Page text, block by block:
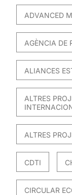
ADVANCED
AGÈNCIA DE
ALIANCES
ALTRES
ALTRES
CDTI
CIRCULAR